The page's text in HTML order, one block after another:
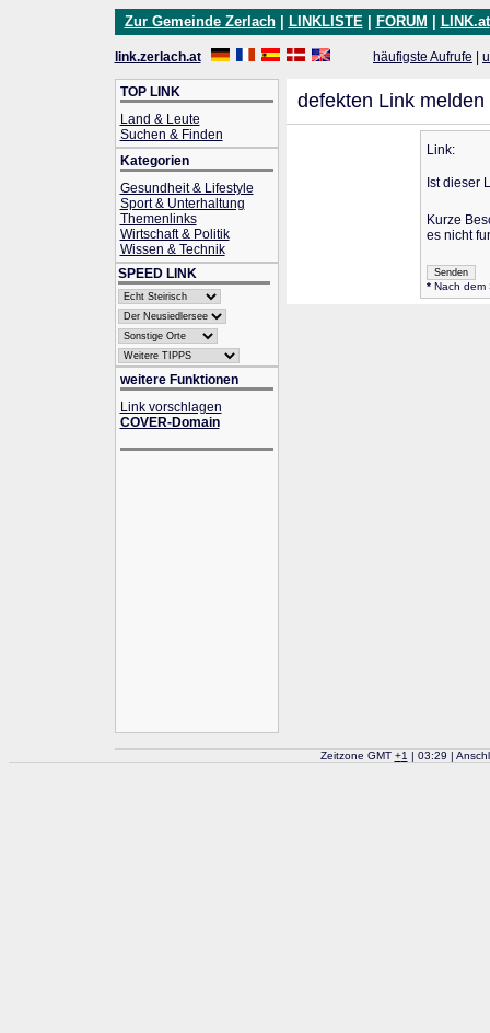
Zur Gemeinde Zerlach LINKLISTE FORUM LINK.at
link.zerlach.at häufigste Aufrufe
TOP LINK
Land & Leute
Suchen & Finden
Kategorien
Gesundheit & Lifestyle
Sport & Unterhaltung
Themenlinks
Wirtschaft & Politik
Wissen & Technik
SPEED LINK
weitere Funktionen
Link vorschlagen
COVER-Domain
defekten Link melden
Link:
Ist dieser
Kurze
es nicht
*Nach dem
Zeitzone GMT +1 | 03:29 |